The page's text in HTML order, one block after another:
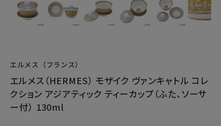
エルメス（フランス）
エルメス（HERMES） モザイク ヴァンキャトル コレ
クション アジアティック ティーカップ（ふた、ソーサ
ー付） 130ml